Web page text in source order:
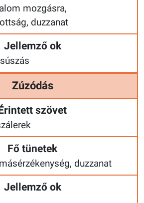
mozgásra,
duzzanat
Jellemző ok
Zúzódás
szövet
Fő tünetek
duzzanat
Jellemző ok